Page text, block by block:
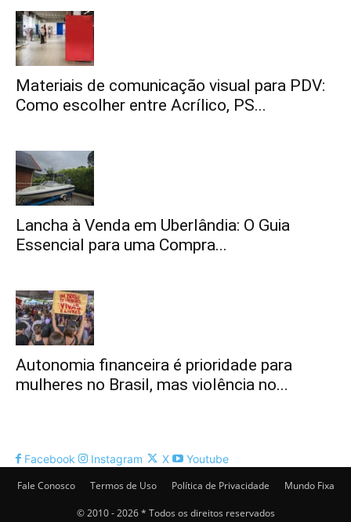
Materiais de comunicação visual para PDV:
Como escolher entre Acrílico, PS...
Lancha à Venda em Uberlândia: O Guia
Essencial para uma Compra...
Autonomia financeira é prioridade para
mulheres no Brasil, mas violência no...
Facebook Instagram X
Youtube
Fale Conosco
Termos de Uso Política de Privacidade Mundo Fixa
© 2010 - 2026 * Todos os direitos reservados